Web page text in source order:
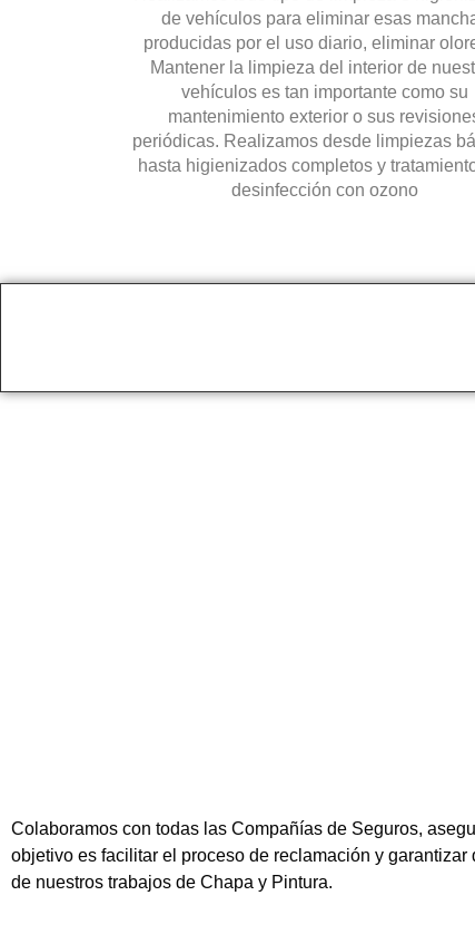
de vehículos para eliminar esas
producidas por el uso diario, eliminar
Mantener la limpieza del interior de
vehículos es tan importante como su
mantenimiento exterior o sus
periódicas. Realizamos desde limpiezas
hasta higienizados completos y
desinfección con ozono
Colaboramos con todas las Compañías de Seguros,
objetivo es facilitar el proceso de reclamación y
de nuestros trabajos de Chapa y Pintura.